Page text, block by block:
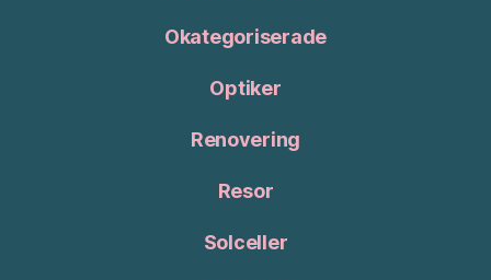
Okategoriserade
Optiker
Renovering
Resor
Solceller